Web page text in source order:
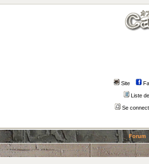
Site
Liste
Se
Forum